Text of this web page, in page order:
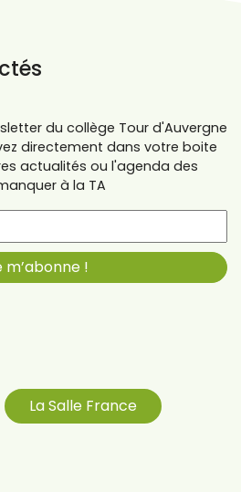
du collège Tour d'Auvergne
directement dans votre boite
actualités ou l'agenda des
à la TA
La Salle France